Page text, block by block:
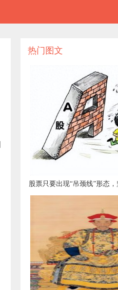
热门图文
股票只要出现“吊颈线”形态